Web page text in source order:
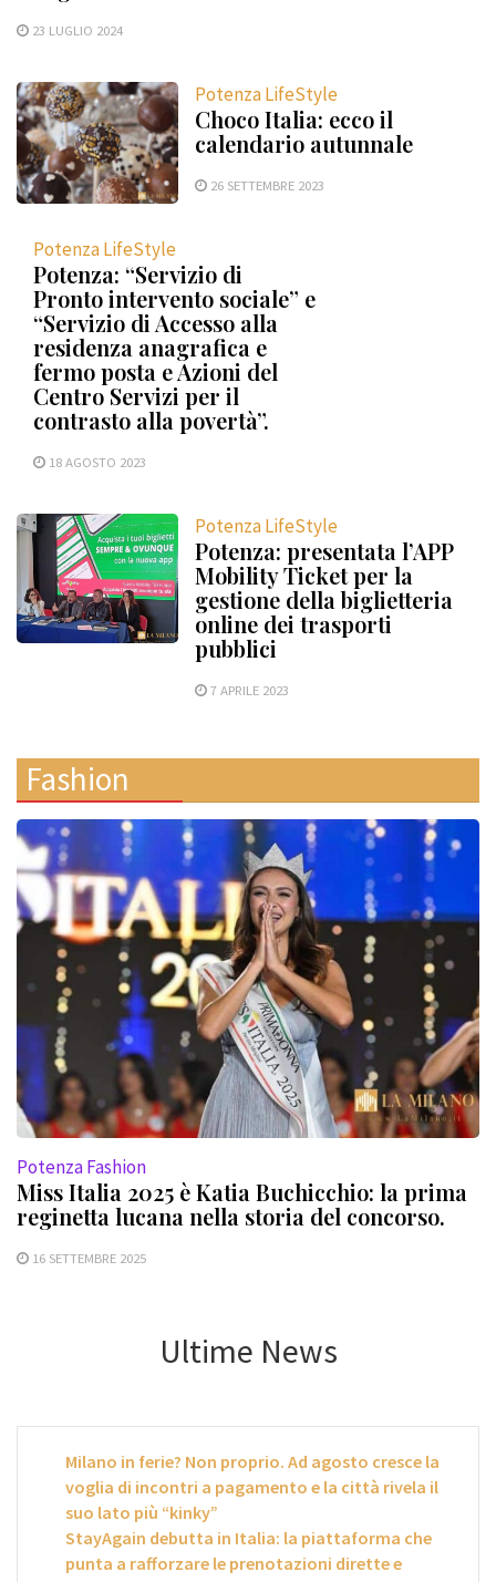
23 LUGLIO 2024
Potenza LifeStyle
Choco Italia: ecco il
calendario autunnale
26 SETTEMBRE 2023
Potenza LifeStyle
Potenza: “Servizio di
Pronto intervento sociale” e
“Servizio di Accesso alla
residenza anagrafica e
fermo posta e Azioni del
Centro Servizi per il
contrasto alla povertà”.
18 AGOSTO 2023
Potenza LifeStyle
Potenza: presentata l’APP
Mobility Ticket per la
gestione della biglietteria
online dei trasporti
pubblici
7 APRILE 2023
Fashion
Potenza Fashion
Miss Italia 2025 è Katia Buchicchio: la prima
reginetta lucana nella storia del concorso.
16 SETTEMBRE 2025
Ultime News
Milano in ferie? Non proprio. Ad agosto cresce la
voglia di incontri a pagamento e la città rivela il
suo lato più “kinky”
StayAgain debutta in Italia: la piattaforma che
punta a rafforzare le prenotazioni dirette e